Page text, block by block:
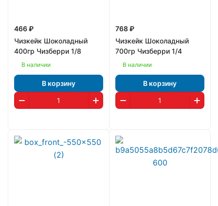
466 ₽
Чизкейк Шоколадный
400гр Чизберри 1/8
В наличии
В корзину
768 ₽
Чизкейк Шоколадный
700гр Чизберри 1/4
В наличии
В корзину